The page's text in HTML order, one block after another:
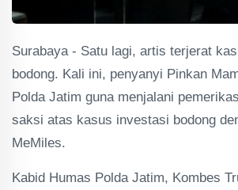
Surabaya - Satu lagi, artis terjerat
bodong. Kali ini, penyanyi Pinkan
Polda Jatim guna menjalani
saksi atas kasus investasi bodong
MeMiles.
Kabid Humas Polda Jatim, Kombes